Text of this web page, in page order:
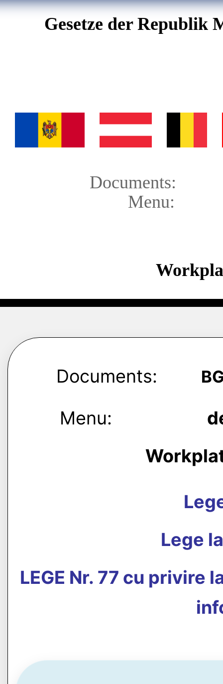
Gesetze der Republik
Documents:
Menu:
Documents:
Menu:
Lege
LEGE Nr. 77 cu privire